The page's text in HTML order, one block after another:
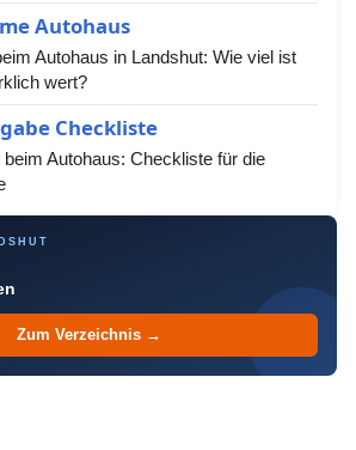
Autohaus
Autohaus in Landshut: Wie viel ist
wert?
Checkliste
Autohaus: Checkliste für die
Zum Verzeichnis →